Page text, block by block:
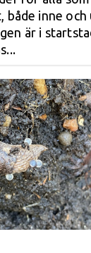
både inne
är i